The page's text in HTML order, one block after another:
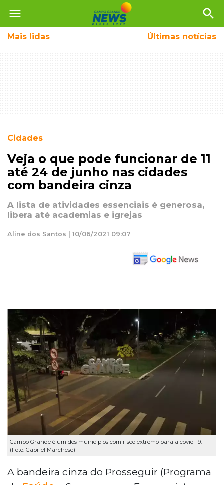
menu search
Mais lidas Últimas notícias
Cidades
Veja o que pode funcionar de 11
até 24 de junho nas cidades
com bandeira cinza
A lista de atividades essenciais é generosa,
libera até academias e igrejas
Aline dos Santos | 10/06/2021 09:07
Campo Grande é um dos municípios com risco extremo para a covid-19.
(Foto: Gabriel Marchese)
A bandeira cinza do Prosseguir (Programa